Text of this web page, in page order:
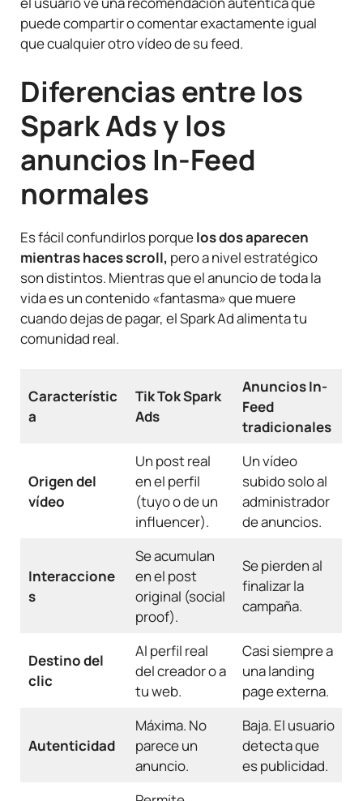
puede compartir o comentar exactamente igual
que cualquier otro vídeo de su feed.
Diferencias entre los
Spark Ads y los
anuncios In-Feed
normales
Es fácil confundirlos porquelos dos aparecen
mientras haces scroll, pero a nivel estratégico
son distintos. Mientras que el anuncio de toda la
vida es un contenido «fantasma» que muere
cuando dejas de pagar, el Spark Ad alimenta tu
comunidad real.
Característic
a
Tik Tok Spark
Ads
Anuncios In-
Feed
tradicionales
Origen del
vídeo
Un post real
en el perfil
(tuyo o de un
influencer).
Un vídeo
subido solo al
administrador
de anuncios.
Interaccione
s
Se acumulan
en el post
original (social
proof).
Se pierden al
finalizar la
campaña.
Destino del
clic
Al perfil real
del creador o a
tu web.
Casi siempre a
una landing
page externa.
Autenticidad
Máxima. No
parece un
anuncio.
Baja. El usuario
detecta que
es publicidad.